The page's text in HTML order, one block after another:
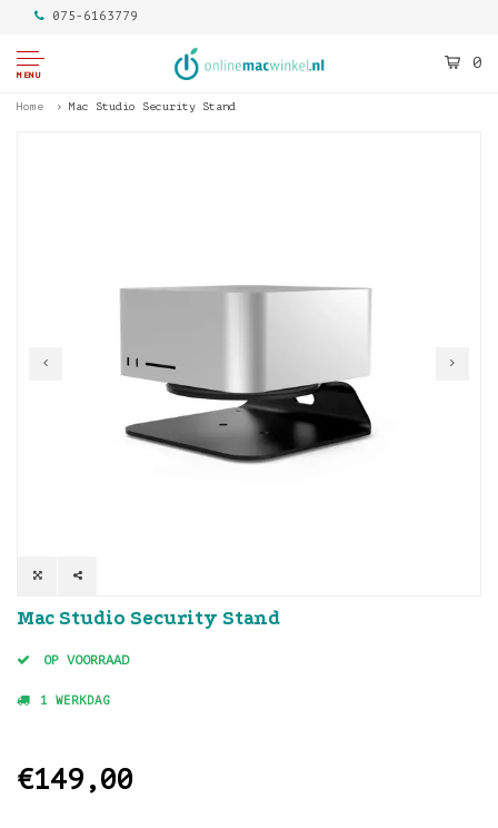
075-6163779
MENU
0
Home Mac Studio Security Stand
Mac Studio Security Stand
OP VOORRAAD
1 WERKDAG
€149,00